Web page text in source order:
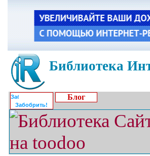
Библиотека
Забобрить!
Блог